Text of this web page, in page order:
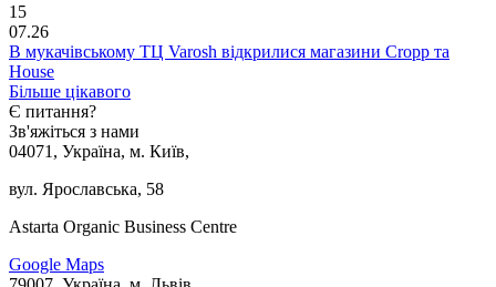
15
07.26
В мукачівському ТЦ Varosh відкрилися магазини Cropp та
House
Більше цікавого
Є питання?
Зв'яжіться з нами
04071, Україна, м. Київ,
вул. Ярославська, 58
Astarta Organic Business Centre
Google Maps